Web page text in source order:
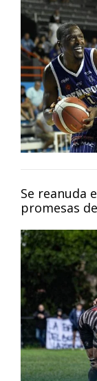
Se reanuda
promesas